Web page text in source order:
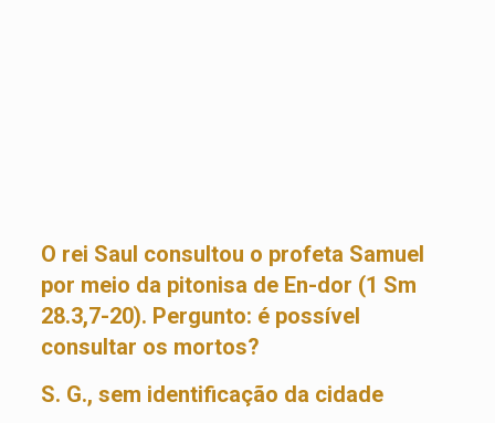
O rei Saul consultou o profeta Samuel
por meio da pitonisa de En-dor (1 Sm
28.3,7-20). Pergunto: é possível
consultar os mortos?
S. G., sem identificação da cidade